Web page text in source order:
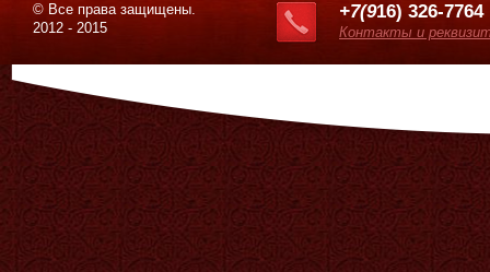
© Все права защищены.
2012 - 2015
+7(916) 326-7764
Контакты и